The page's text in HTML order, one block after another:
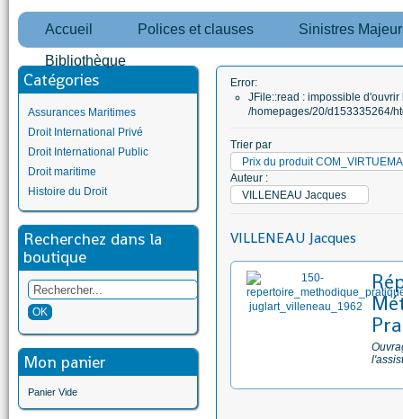
Accueil Polices et clauses Sinistres
Bibliothèque
Catégories
Assurances Maritimes
Droit International Privé
Droit International Public
Droit maritime
Histoire du Droit
Recherchez dans la
boutique
Mon panier
Panier Vide
Error:
JFile::read : impossible d'ouvrir
/homepages/20/d153335264/
Trier par
Prix du produit
Auteur :
VILLENEAU Jacques
VILLENEAU Jacques